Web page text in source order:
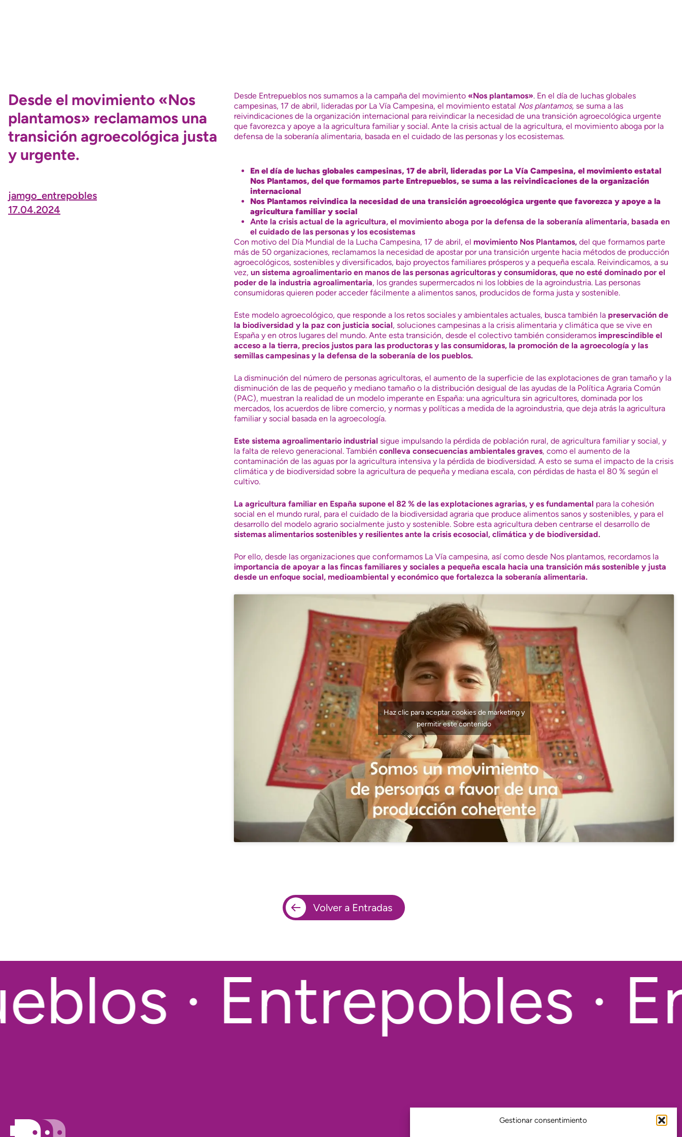
Gestionar consentimiento
Desde el movimiento «Nos
plantamos» reclamamos una
transición agroecológica justa
y urgente.
jamgo_entrepobles
17.04.2024
Desde Entrepueblos nos sumamos a la campaña del movimiento «Nos plantamos». En el día de luchas globales
campesinas, 17 de abril, lideradas por La Vía Campesina, el movimiento estatal Nos plantamos,se suma a las
reivindicaciones de la organización internacional para reivindicar la necesidad de una transición agroecológica urgente
que favorezca y apoye a la agricultura familiar y social. Ante la crisis actual de la agricultura, el movimiento aboga por la
defensa de la soberanía alimentaria, basada en el cuidado de las personas y los ecosistemas.
En el día de luchas globales campesinas, 17 de abril, lideradas por La Vía Campesina,el movimiento estatal
Nos Plantamos, del que formamos parte Entrepueblos, se suma a las reivindicaciones de la organización
internacional
Nos Plantamos reivindica la necesidad de una transición agroecológica urgente que favorezca y apoye a la
agricultura familiar y social
Ante la crisis actual de la agricultura, el movimiento aboga por la defensa de la soberanía alimentaria, basada en
el cuidado de las personas y los ecosistemas
Con motivo del Día Mundial de la Lucha Campesina, 17 de abril, el movimiento Nos Plantamos, del que formamos parte
más de 50 organizaciones, reclamamos la necesidad de apostar por una transición urgente hacia métodos de producción
agroecológicos, sostenibles y diversificados, bajo proyectos familiares prósperos y a pequeña escala. Reivindicamos, a su
vez,un sistema agroalimentario en manos de las personas agricultoras y consumidoras, que no esté dominado por el
poder de la industria agroalimentaria, los grandes supermercados ni los lobbies de la agroindustria. Las personas
consumidoras quieren poder acceder fácilmente a alimentos sanos, producidos de forma justa y sostenible.
Este modelo agroecológico, que responde a los retos sociales y ambientales actuales, busca también la preservación de
la biodiversidad y la paz con justicia social, soluciones campesinas a la crisis alimentaria y climática que se vive en
España y en otros lugares del mundo. Ante esta transición, desde el colectivo también consideramos imprescindible el
acceso a la tierra, precios justos para las productoras y las consumidoras, la promoción de la agroecología y las
semillas campesinas y la defensa de la soberanía de los pueblos.
La disminución del número de personas agricultoras, el aumento de la superficie de las explotaciones de gran tamaño y la
disminución de las de pequeño y mediano tamaño o la distribución desigual de las ayudas de la Política Agraria Común
(PAC), muestran la realidad de un modelo imperante en España: una agricultura sin agricultores, dominada por los
mercados, los acuerdos de libre comercio, y normas y políticas a medida de la agroindustria, que deja atrás la agricultura
familiar y social basada en la agroecología.
Este sistema agroalimentario industrial sigue impulsando la pérdida de población rural, de agricultura familiar y social, y
la falta de relevo generacional. Tambiénconlleva consecuencias ambientales graves, como el aumento de la
contaminación de las aguas por la agricultura intensiva y la pérdida de biodiversidad. A esto se suma el impacto de la crisis
climática y de biodiversidad sobre la agricultura de pequeña y mediana escala,con pérdidas de hasta el 80 % según el
cultivo.
La agricultura familiar en España supone el 82 % de las explotaciones agrarias, y es fundamental para la cohesión
social en el mundo rural, para el cuidado de la biodiversidad agraria que produce alimentos sanos y sostenibles, y para el
desarrollo del modelo agrario socialmente justo y sostenible. Sobre esta agricultura deben centrarse el desarrollo de
sistemas alimentarios sostenibles y resilientes ante la crisis ecosocial, climática y de biodiversidad.
Por ello, desde las organizaciones que conformamos La Vía campesina, así como desde Nos plantamos, recordamos la
importancia de apoyar a las fincas familiares y sociales a pequeña escala hacia una transición más sostenible y justa
desde un enfoque social, medioambiental y económico que fortalezca la soberanía alimentaria.
Haz clic para aceptar cookies de marketing y
permitir este contenido
Volver a Entradas
· Entrepobles ·
¿Dónde estamos?